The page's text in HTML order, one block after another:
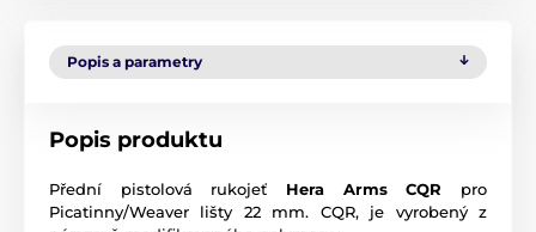
Popis a parametry
Popis produktu
Přední pistolová rukojeť Hera Arms CQR pro
Picatinny/Weaver lišty 22 mm. CQR, je vyrobený z